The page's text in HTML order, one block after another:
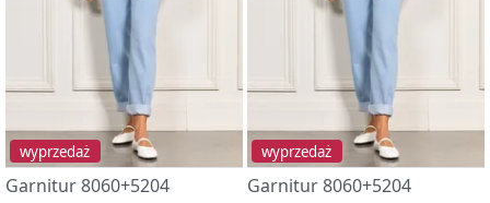
wyprzedaż
Garnitur 8060+5204
wyprzedaż
Garnitur 8060+5204